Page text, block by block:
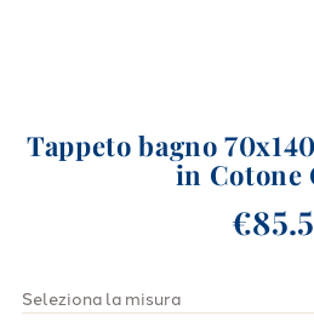
Tappeto bagno
in Cotone
Seleziona la misura